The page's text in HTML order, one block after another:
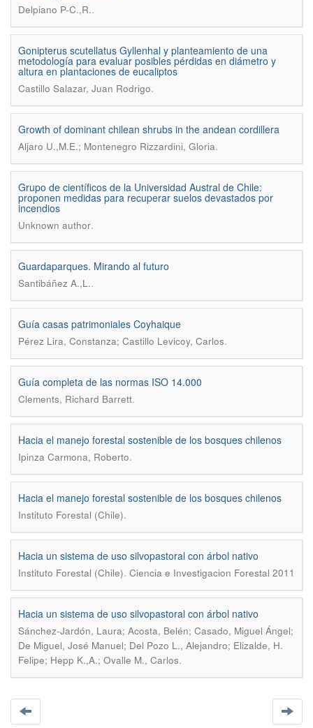
Delpiano P-C.,R..
Gonipterus scutellatus Gyllenhal y planteamiento de una
metodología para evaluar posibles pérdidas en diámetro y
altura en plantaciones de eucaliptos
Castillo Salazar, Juan Rodrigo.
Growth of dominant chilean shrubs in the andean cordillera
Aljaro U.,M.E.; Montenegro Rizzardini, Gloria.
Grupo de científicos de la Universidad Austral de Chile:
proponen medidas para recuperar suelos devastados por
incendios
Unknown author.
Guardaparques. Mirando al futuro
Santibáñez A.,L..
Guía casas patrimoniales Coyhaique
Pérez Lira, Constanza; Castillo Levicoy, Carlos.
Guía completa de las normas ISO 14.000
Clements, Richard Barrett.
Hacia el manejo forestal sostenible de los bosques chilenos
Ipinza Carmona, Roberto.
Hacia el manejo forestal sostenible de los bosques chilenos
Instituto Forestal (Chile).
Hacia un sistema de uso silvopastoral con árbol nativo
Instituto Forestal (Chile). Ciencia e Investigacion Forestal 2011
Hacia un sistema de uso silvopastoral con árbol nativo
Sánchez-Jardón, Laura; Acosta, Belén; Casado, Miguel Ángel;
De Miguel, José Manuel; Del Pozo L., Alejandro; Elizalde, H.
Felipe; Hepp K.,A.; Ovalle M., Carlos.